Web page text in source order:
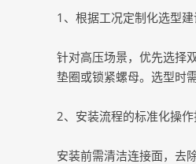
1、根据工况定制化选型建
针对高压场景，优先选择
垫圈或锁紧螺母。选型时
2、安装流程的标准化操作
安装前需清洁连接面，去